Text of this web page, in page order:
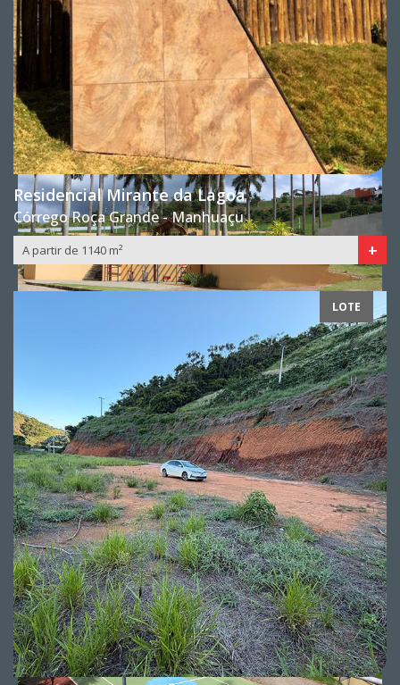
Residencial Mirante da Lagoa
Córrego Roça Grande - Manhuaçu
A partir de 1140 m² +
LOTE